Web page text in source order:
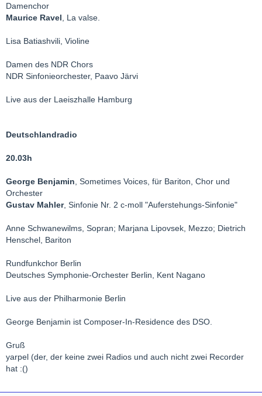
Damenchor
Maurice Ravel , La valse.
Lisa Batiashvili, Violine
Damen des NDR Chors
NDR Sinfonieorchester, Paavo Järvi
Live aus der Laeiszhalle Hamburg
Deutschlandradio
20.03h
George Benjamin , Sometimes Voices, für Bariton, Chor und
Orchester
Gustav Mahler, Sinfonie Nr. 2 c-moll "Auferstehungs-Sinfonie"
Anne Schwanewilms, Sopran; Marjana Lipovsek, Mezzo; Dietrich
Henschel, Bariton
Rundfunkchor Berlin
Deutsches Symphonie-Orchester Berlin, Kent Nagano
Live aus der Philharmonie Berlin
George Benjamin ist Composer-In-Residence des DSO.
Gruß
yarpel (der, der keine zwei Radios und auch nicht zwei Recorder
hat :()